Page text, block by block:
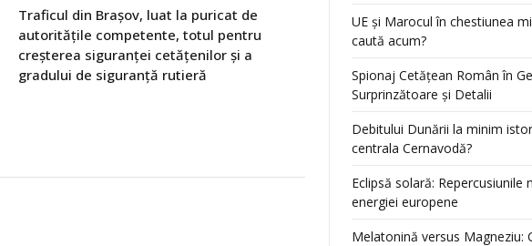
Traficul din Brașov, luat la puricat de
autoritățile competente, totul pentru
creșterea siguranței cetățenilor și a
gradului de siguranță rutieră
UE și Marocul în chestiunea
caută acum?
Spionaj Cetățean Român în
Surprinzătoare și Detalii
Debitului Dunării la minim
centrala Cernavodă?
Eclipsă solară: Repercusiunile
energiei europene
Melatonină versus Magneziu: